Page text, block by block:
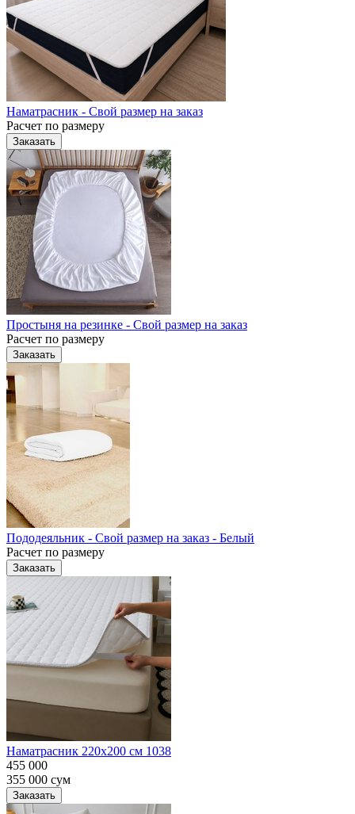
Наматрасник - Свой размер на заказ
Расчет по размеру
Заказать
Простыня на резинке - Свой размер на заказ
Расчет по размеру
Заказать
Пододеяльник - Свой размер на заказ - Белый
Расчет по размеру
Заказать
Наматрасник 220х200 см 1038
455 000
355 000 сум
Заказать